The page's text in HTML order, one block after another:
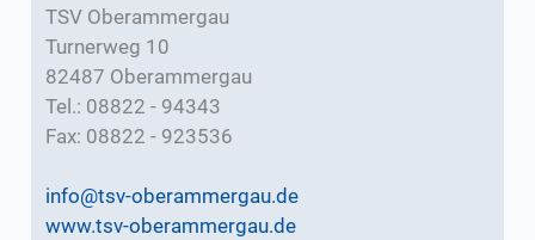
TSV Oberammergau
Turnerweg 10
82487 Oberammergau
Tel.: 08822 - 94343
Fax: 08822 - 923536
info@tsv-oberammergau.de
www.tsv-oberammergau.de